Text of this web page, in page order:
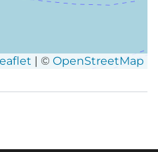
| © OpenStreetMap